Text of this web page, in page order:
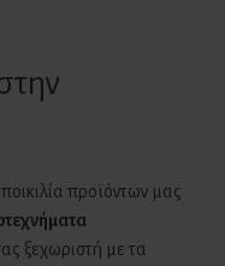
προϊόντων μας
ξεχωριστή με τα